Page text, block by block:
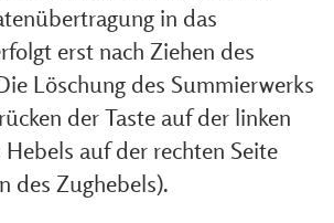
in das
erst nach Ziehen des
Löschung des Summierwerks
der Taste auf der linken
auf der rechten Seite
des Zughebels).